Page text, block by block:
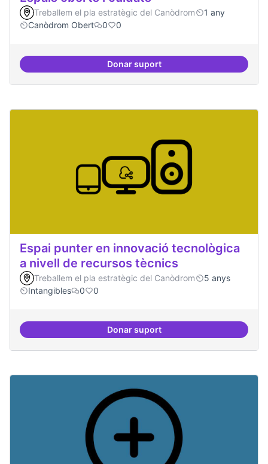
Treballem el pla estratègic del Canòdrom
1 any
Canòdrom Obert
0 0
Donar suportEspais oberts i cuidats
Espai punter en innovació tecnològica
a nivell de recursos tècnics
Treballem el pla estratègic del Canòdrom
5 anys
Intangibles
0 0
Donar suportEspai punter en innovació